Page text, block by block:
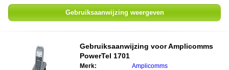
Gebruiksaanwijzing weergeven
Gebruiksaanwijzing voorAmplicomms
PowerTel 1701
Merk: Amplicomms